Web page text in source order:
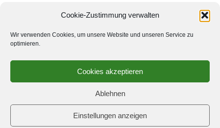
Cookie-Zustimmung verwalten
Wir verwenden Cookies, um unsere Website und unseren Service zu
optimieren.
Cookies akzeptieren
Ablehnen
Einstellungen anzeigen
© 2026 Schach-Club Kreuzberg e.V. GeneratePress